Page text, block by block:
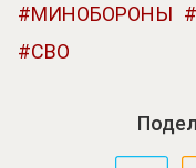
МИНОБОРОНЫ
СВО